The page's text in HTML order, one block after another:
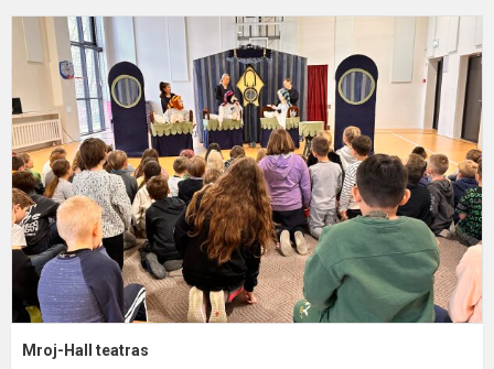
Mroj-Hall teatras